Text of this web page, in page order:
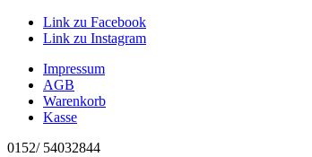
Link zu Facebook
Link zu Instagram
Impressum
AGB
Warenkorb
Kasse
0152/ 54032844